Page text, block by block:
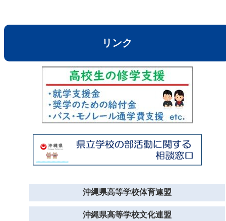
リンク
沖縄県高等学校体育連盟
沖縄県高等学校文化連盟